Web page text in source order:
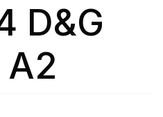
D&G
A2